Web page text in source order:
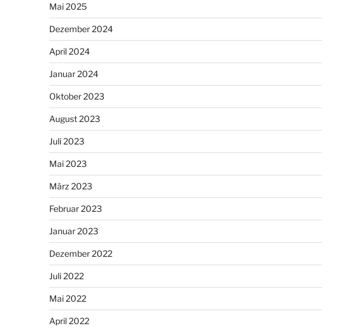
Mai 2025
Dezember 2024
April 2024
Januar 2024
Oktober 2023
August 2023
Juli 2023
Mai 2023
März 2023
Februar 2023
Januar 2023
Dezember 2022
Juli 2022
Mai 2022
April 2022